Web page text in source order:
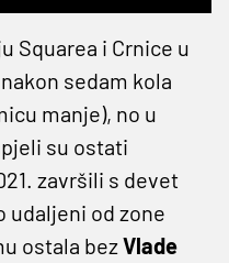
Squarea i Crnice u
sedam kola
manje), no u
su ostati
završili s devet
udaljeni od zone
ostala bezVlade